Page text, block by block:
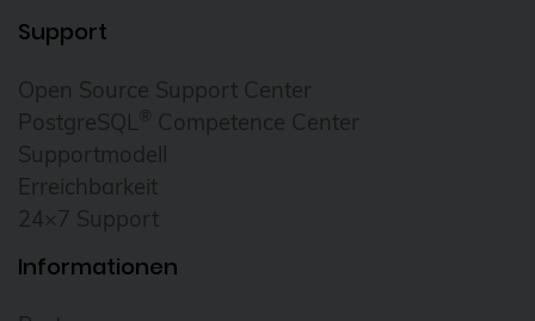
Support
Open Source Support Center
PostgreSQL ® Competence Center
Supportmodell
Erreichbarkeit
24×7 Support
Informationen